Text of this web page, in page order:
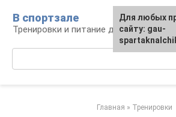
контенту
В спортзале
Тренировки и питание для здоровья
Главная » Тренировки
Для любых
сайту: gau-